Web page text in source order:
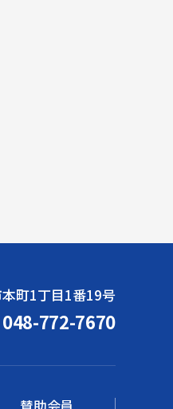
町1丁目1番19号
048-772-7670